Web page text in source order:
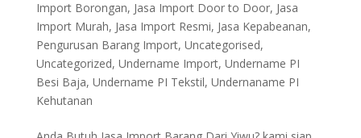
Import Borongan, Jasa Import Door to Door, Jasa
Import Murah, Jasa Import Resmi, Jasa Kepabeanan,
Pengurusan Barang Import, Uncategorised,
Uncategorized, Undername Import, Undername PI
Besi Baja, Undername PI Tekstil, Undernaname PI
Kehutanan